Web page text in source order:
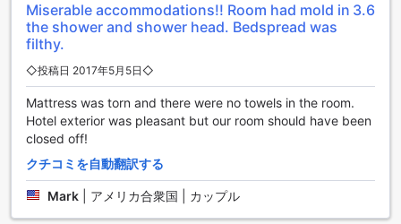
さらに、アッコ ビーチ ホテルの客室は広々としており、ゆっ
たりとした空間でくつろぐことができます。モダンなインテ
リアと快適なベッドが設置されており、疲れた体を癒すのに
最適な環境です。また、客室には専用のバスルームも完備さ
れており、プライベートな時間を過ごすことができます。ア
メニティも充実しており、滞在中に必要なものはすべて揃っ
ています。
アッコ ビーチ ホテルの客室設備は、快適さと利便性を追求し
たものとなっています。アクレでの滞在をより快適に過ごし
たい方におすすめのホテルです。
Miserable accommodations!! Room had mold in
the shower and shower head. Bedspread was
filthy.
3.6
◇投稿日 2017年5月5日◇
Mattress was torn and there were no towels in the room.
Hotel exterior was pleasant but our room should have been
closed off!
クチコミを自動翻訳する
Mark アメリカ合衆国 | カップル